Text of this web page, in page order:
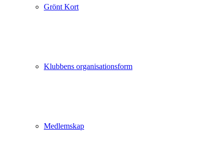
Grönt Kort
Klubbens organisationsform
Medlemskap